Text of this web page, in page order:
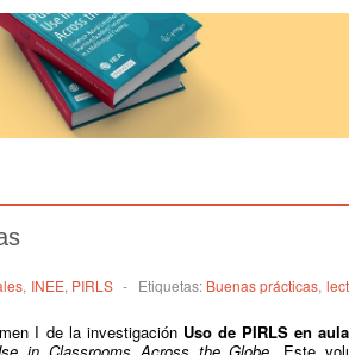
, INEE, PIRLS - Etiquetas: Buenas prácticas,
I de la investigación Uso de PIRLS en